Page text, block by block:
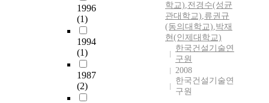
1996
(1)
1994
(1)
1987
(2)
학교),전경수(성균
관대학교),류권규
(동의대학교),박재
현(인제대학교)
한국건설기술연
구원
2008
한국건설기술연
구원